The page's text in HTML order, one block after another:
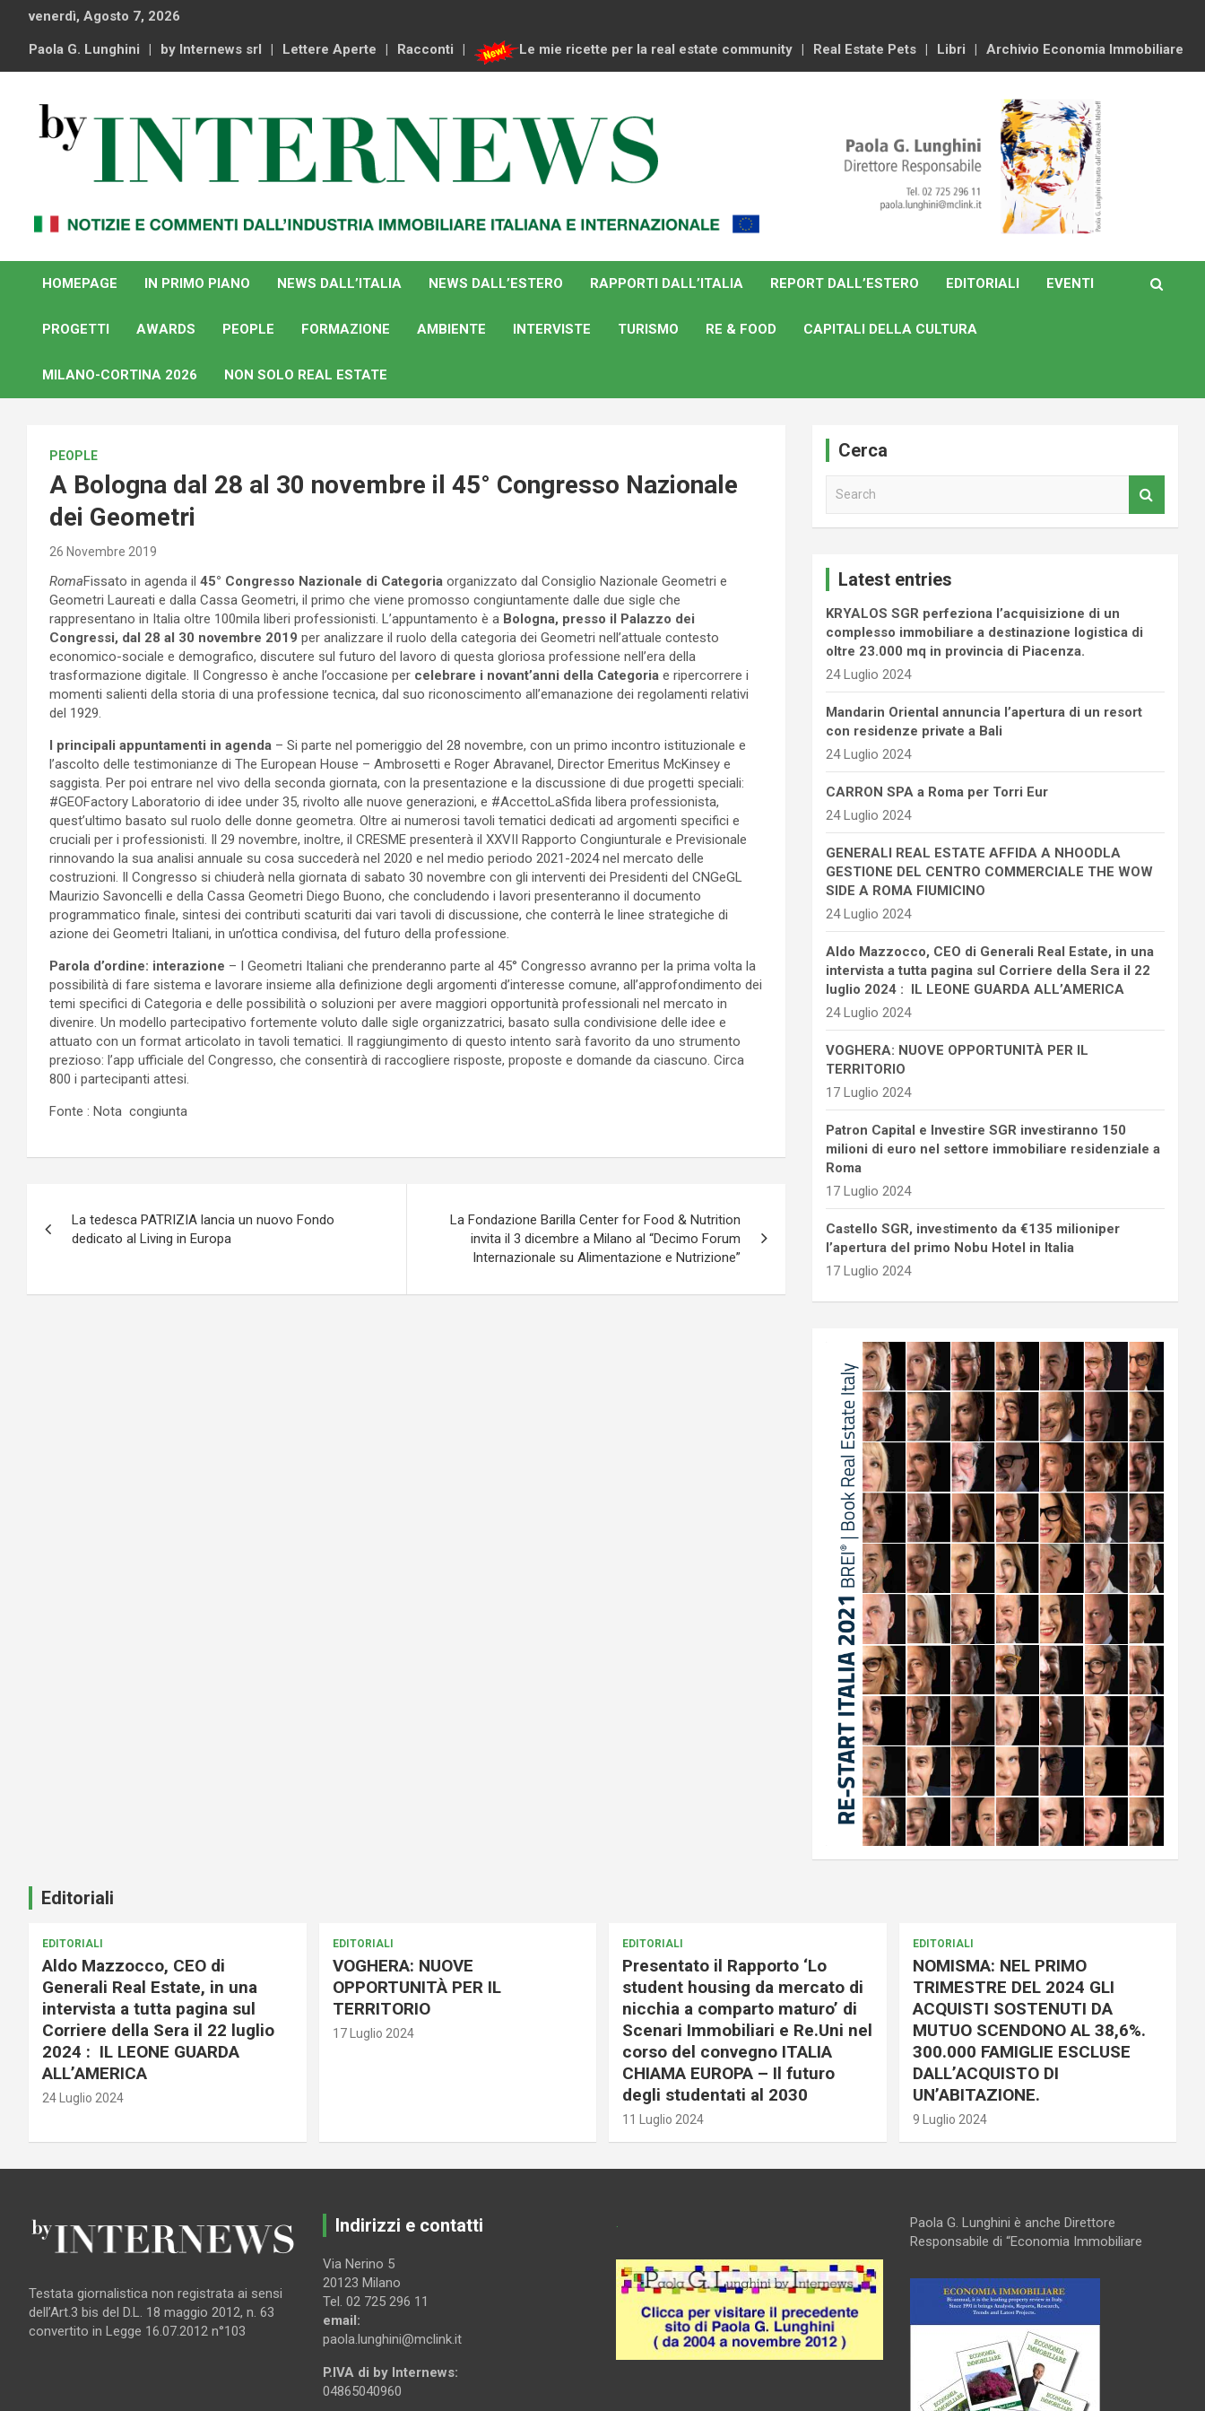
content
venerdì, Agosto 7, 2026
Paola G. Lunghini by Internews srl Lettere Aperte Racconti Le mie ricette per la real estate community Real Estate Pets Libri Archivio Economia Immobiliare
By Internews
internazionale
HOMEPAGE
IN PRIMO PIANO NEWS DALL’ITALIA NEWS DALL’ESTERO RAPPORTI DALL’ITALIA REPORT DALL’ESTERO EDITORIALI EVENTI
PROGETTI AWARDS PEOPLE FORMAZIONE AMBIENTE INTERVISTE TURISMO RE & FOOD CAPITALI DELLA CULTURA
MILANO-CORTINA 2026 NON SOLO REAL ESTATE
PEOPLE
A Bologna dal 28 al 30 novembre il 45° Congresso Nazionale
dei Geometri
26 Novembre 2019
RomaFissato in agenda il 45° Congresso Nazionale di Categoria organizzato dal Consiglio Nazionale Geometri e
Geometri Laureati e dalla Cassa Geometri, il primo che viene promosso congiuntamente dalle due sigle che
rappresentano in Italia oltre 100mila liberi professionisti. L’appuntamento è a Bologna, presso il Palazzo dei
Congressi, dal 28 al 30 novembre 2019 per analizzare il ruolo della categoria dei Geometri nell’attuale contesto
economico-sociale e demografico, discutere sul futuro del lavoro di questa gloriosa professione nell’era della
trasformazione digitale. Il Congresso è anche l’occasione per celebrare i novant’anni della Categoria e ripercorrere i
momenti salienti della storia di una professione tecnica, dal suo riconoscimento all’emanazione dei regolamenti relativi
del 1929.
I principali appuntamenti in agenda – Si parte nel pomeriggio del 28 novembre, con un primo incontro istituzionale e
l’ascolto delle testimonianze di The European House – Ambrosetti e Roger Abravanel, Director Emeritus McKinsey e
saggista. Per poi entrare nel vivo della seconda giornata, con la presentazione e la discussione di due progetti speciali:
#GEOFactory Laboratorio di idee under 35, rivolto alle nuove generazioni, e #AccettoLaSfida libera professionista,
quest’ultimo basato sul ruolo delle donne geometra. Oltre ai numerosi tavoli tematici dedicati ad argomenti specifici e
cruciali per i professionisti. Il 29 novembre, inoltre, il CRESME presenterà il XXVII Rapporto Congiunturale e Previsionale
rinnovando la sua analisi annuale su cosa succederà nel 2020 e nel medio periodo 2021-2024 nel mercato delle
costruzioni. Il Congresso si chiuderà nella giornata di sabato 30 novembre con gli interventi dei Presidenti del CNGeGL
Maurizio Savoncelli e della Cassa Geometri Diego Buono, che concludendo i lavori presenteranno il documento
programmatico finale, sintesi dei contributi scaturiti dai vari tavoli di discussione, che conterrà le linee strategiche di
azione dei Geometri Italiani, in un’ottica condivisa, del futuro della professione.
Parola d’ordine: interazione – I Geometri Italiani che prenderanno parte al 45° Congresso avranno per la prima volta la
possibilità di fare sistema e lavorare insieme alla definizione degli argomenti d’interesse comune, all’approfondimento dei
temi specifici di Categoria e delle possibilità o soluzioni per avere maggiori opportunità professionali nel mercato in
divenire. Un modello partecipativo fortemente voluto dalle sigle organizzatrici, basato sulla condivisione delle idee e
attuato con un format articolato in tavoli tematici. Il raggiungimento di questo intento sarà favorito da uno strumento
prezioso: l’app ufficiale del Congresso, che consentirà di raccogliere risposte, proposte e domande da ciascuno. Circa
800 i partecipanti attesi.
Fonte : Nota congiunta
articoli
La tedesca PATRIZIA lancia un nuovo Fondo
dedicato al Living in Europa
La Fondazione Barilla Center for Food & Nutrition
invita il 3 dicembre a Milano al “Decimo Forum
Internazionale su Alimentazione e Nutrizione”
Cerca
Latest entries
KRYALOS SGR perfeziona l’acquisizione di un
complesso immobiliare a destinazione logistica di
oltre 23.000 mq in provincia di Piacenza.
24 Luglio 2024
Mandarin Oriental annuncia l’apertura di un resort
con residenze private a Bali
24 Luglio 2024
CARRON SPA a Roma per Torri Eur
24 Luglio 2024
GENERALI REAL ESTATE AFFIDA A NHOODLA
GESTIONE DEL CENTRO COMMERCIALE THE WOW
SIDE A ROMA FIUMICINO
24 Luglio 2024
Aldo Mazzocco, CEO di Generali Real Estate, in una
intervista a tutta pagina sul Corriere della Sera il 22
luglio 2024 : IL LEONE GUARDA ALL’AMERICA
24 Luglio 2024
VOGHERA: NUOVE OPPORTUNITÀ PER IL
TERRITORIO
17 Luglio 2024
Patron Capital e Investire SGR investiranno 150
milioni di euro nel settore immobiliare residenziale a
Roma
17 Luglio 2024
Castello SGR, investimento da €135 milioniper
l’apertura del primo Nobu Hotel in Italia
17 Luglio 2024
Editoriali
EDITORIALI
Aldo Mazzocco, CEO di
Generali Real Estate, in una
intervista a tutta pagina sul
Corriere della Sera il 22 luglio
2024 : IL LEONE GUARDA
ALL’AMERICA
24 Luglio 2024
EDITORIALI
VOGHERA: NUOVE
OPPORTUNITÀ PER IL
TERRITORIO
17 Luglio 2024
EDITORIALI
Presentato il Rapporto ‘Lo
student housing da mercato di
nicchia a comparto maturo’ di
Scenari Immobiliari e Re.Uni nel
corso del convegno ITALIA
CHIAMA EUROPA – Il futuro
degli studentati al 2030
11 Luglio 2024
EDITORIALI
NOMISMA: NEL PRIMO
TRIMESTRE DEL 2024 GLI
ACQUISTI SOSTENUTI DA
MUTUO SCENDONO AL 38,6%.
300.000 FAMIGLIE ESCLUSE
DALL’ACQUISTO DI
UN’ABITAZIONE.
9 Luglio 2024
Testata giornalistica non registrata ai sensi
dell’Art.3 bis del D.L. 18 maggio 2012, n. 63
convertito in Legge 16.07.2012 n°103
Indirizzi e contatti
Via Nerino 5
20123 Milano
Tel. 02 725 296 11
email:
paola.lunghini@mclink.it
P.IVA di by Internews:
04865040960
.
Paola G. Lunghini è anche Direttore
Responsabile di “Economia Immobiliare